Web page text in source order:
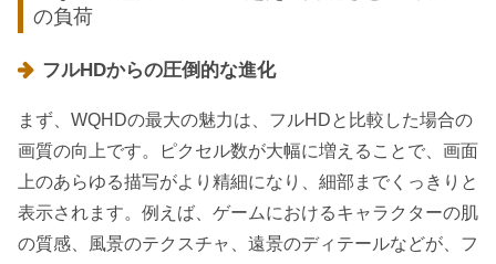
の負荷
フルHDからの圧倒的な進化
まず、WQHDの最大の魅力は、フルHDと比較した場合の
画質の向上です。ピクセル数が大幅に増えることで、画面
上のあらゆる描写がより精細になり、細部までくっきりと
表示されます。例えば、ゲームにおけるキャラクターの肌
の質感、風景のテクスチャ、遠景のディテールなどが、フ